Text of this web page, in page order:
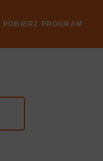
POBIERZ PROGRAM